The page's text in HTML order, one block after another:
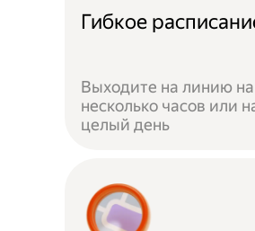
Гибкое
Выходите на линию на
несколько часов или
целый день